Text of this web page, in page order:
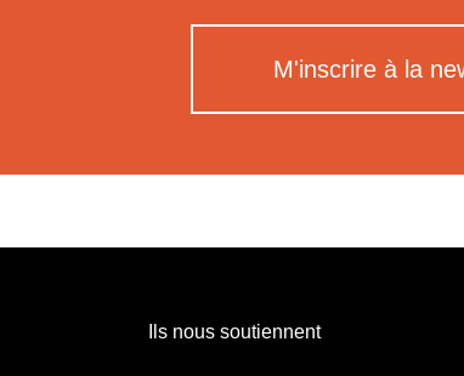
M'inscrire à la
Ils nous soutiennent